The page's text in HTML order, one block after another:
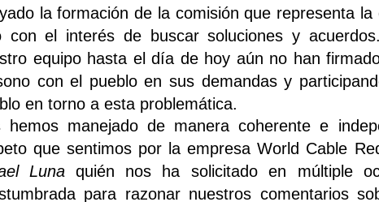
la formación de la comisión que representa
con el interés de buscar soluciones y
equipo hasta el día de hoy aún no han
con el pueblo en sus demandas y
en torno a esta problemática.
hemos manejado de manera coherente e
que sentimos por la empresa World Cable
Lunaquién nos ha solicitado en múltiple
para razonar nuestros comentarios